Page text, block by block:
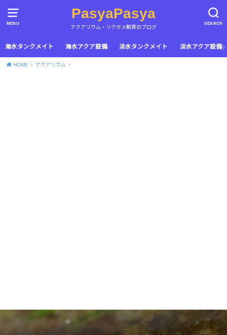
MENU SEARCH
PasyaPasya
アクアリウム・リクガメ飼育のブログ
海水タンクメイト 海水アクア設備 淡水タンクメイト 淡水アクア設備
HOME アクアリウム